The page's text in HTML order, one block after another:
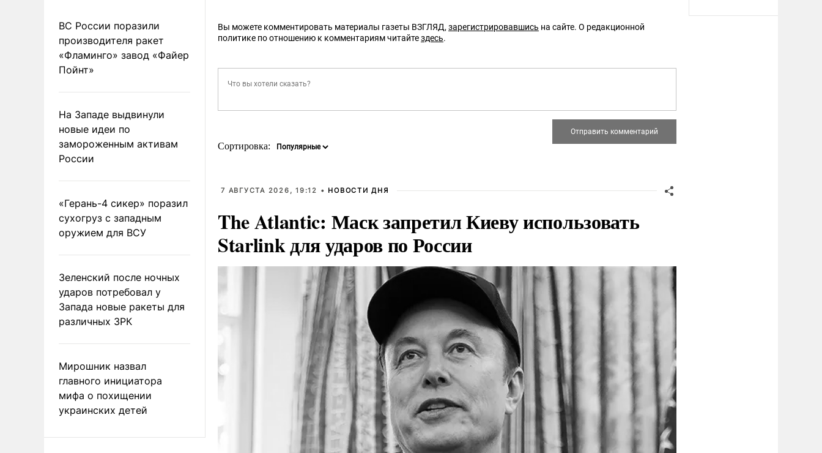
ВС России поразили
производителя ракет
«Фламинго» завод «Файер
Пойнт»
На Западе выдвинули
новые идеи по
замороженным активам
России
«Герань-4 сикер» поразил
сухогруз с западным
оружием для ВСУ
Зеленский после ночных
ударов потребовал у
Запада новые ракеты для
различных ЗРК
Мирошник назвал
главного инициатора
мифа о похищении
украинских детей
Вы можете комментировать материалы газеты ВЗГЛЯД, зарегистрировавшись на сайте. О редакционной
политике по отношению к комментариям читайтездесь.
Сортировка:
7 АВГУСТА 2026, 19:12 • НОВОСТИ ДНЯ
The Atlantic: Маск запретил Киеву использовать
Starlink для ударов по России